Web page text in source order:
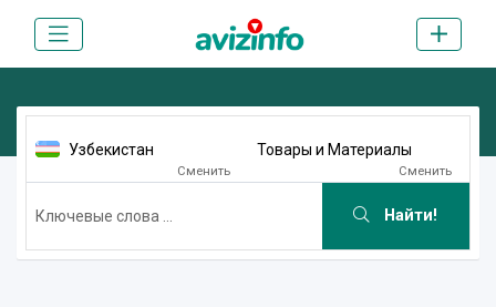
Узбекистан
Сменить
Товары и Материалы
Сменить
Найти!